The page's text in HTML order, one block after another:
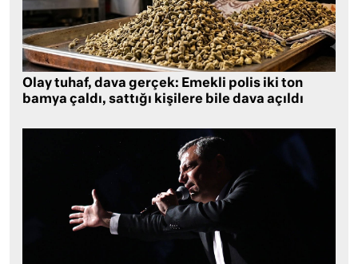
Olay tuhaf, dava gerçek: Emekli polis iki ton
bamya çaldı, sattığı kişilere bile dava açıldı